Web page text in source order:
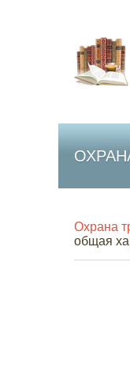
Охрана
общая